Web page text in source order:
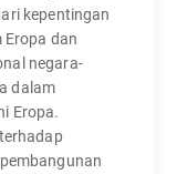
kepentingan
Eropa dan
negara-
dalam
Eropa.